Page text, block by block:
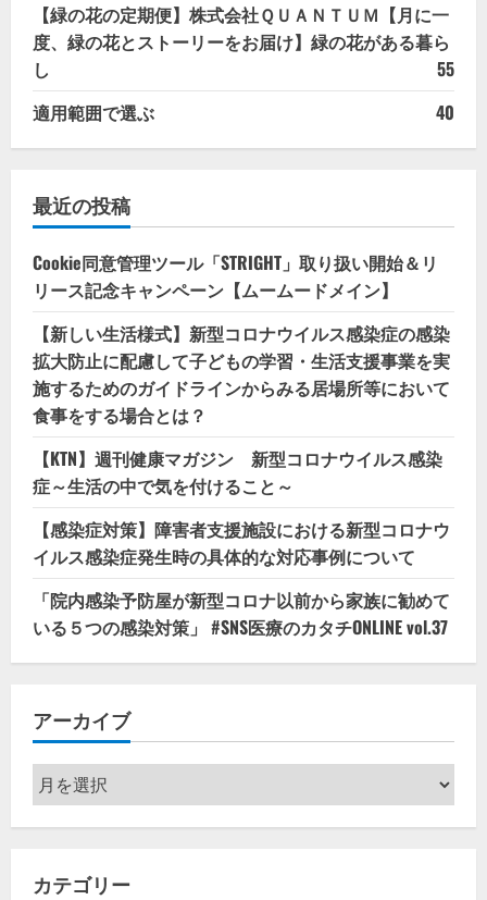
【緑の花の定期便】株式会社ＱＵＡＮＴＵＭ【月に一
度、緑の花とストーリーをお届け】緑の花がある暮ら
し
55
適用範囲で選ぶ
40
最近の投稿
Cookie同意管理ツール「STRIGHT」取り扱い開始＆リ
リース記念キャンペーン【ムームードメイン】
【新しい生活様式】新型コロナウイルス感染症の感染
拡大防止に配慮して子どもの学習・生活支援事業を実
施するためのガイドラインからみる居場所等において
食事をする場合とは？
【KTN】週刊健康マガジン 新型コロナウイルス感染
症～生活の中で気を付けること～
【感染症対策】障害者支援施設における新型コロナウ
イルス感染症発生時の具体的な対応事例について
「院内感染予防屋が新型コロナ以前から家族に勧めて
いる５つの感染対策」 #SNS医療のカタチONLINE vol.37
アーカイブ
ア
ー
カ
ブ
カテゴリー